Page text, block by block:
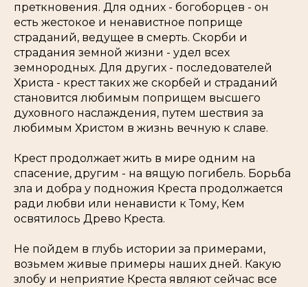
преткновения. Для одних - богоборцев - он
есть жестокое и ненавистное поприще
страданий, ведущее в смерть. Скорби и
страдания земной жизни - удел всех
земнородных. Для других - последователей
Христа - крест таких же скорбей и страданий
становится любимым поприщем высшего
духовного наслаждения, путем шествия за
любимым Христом в жизнь вечную к славе.
Крест продолжает жить в мире одним на
спасение, другим - на вящую погибель. Борьба
зла и добра у подножия Креста продолжается
ради любви или ненависти к Тому, Кем
освятилось Древо Креста.
Не пойдем в глубь истории за примерами,
возьмем живые примеры наших дней. Какую
злобу и неприятие Креста являют сейчас все